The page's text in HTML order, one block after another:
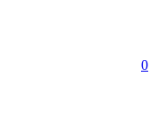
0